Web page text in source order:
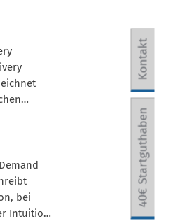
auf
die
für
an ein
in
bei
Intuition
40€ Startguthaben
Kontakt